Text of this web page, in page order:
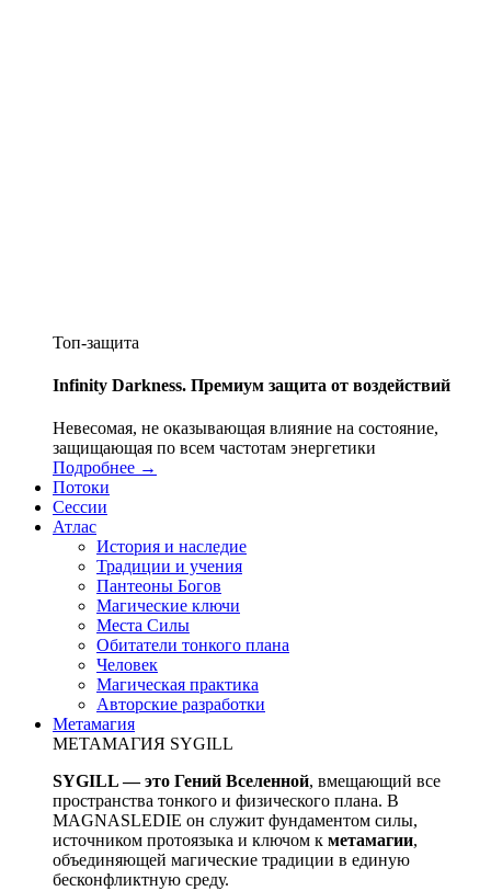
Топ-защита
Infinity Darkness. Премиум защита от воздействий
Невесомая, не оказывающая влияние на состояние,
защищающая по всем частотам энергетики
Подробнее →
Потоки
Сессии
Атлас
История и наследие
Традиции и учения
Пантеоны Богов
Магические ключи
Места Силы
Обитатели тонкого плана
Человек
Магическая практика
Авторские разработки
Метамагия
МЕТАМАГИЯ SYGILL
SYGILL — это Гений Вселенной, вмещающий все
пространства тонкого и физического плана. В
MAGNASLEDIE он служит фундаментом силы,
источником протоязыка и ключом к метамагии,
объединяющей магические традиции в единую
бесконфликтную среду.